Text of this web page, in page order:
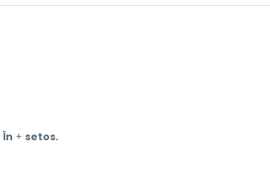
În + setos.